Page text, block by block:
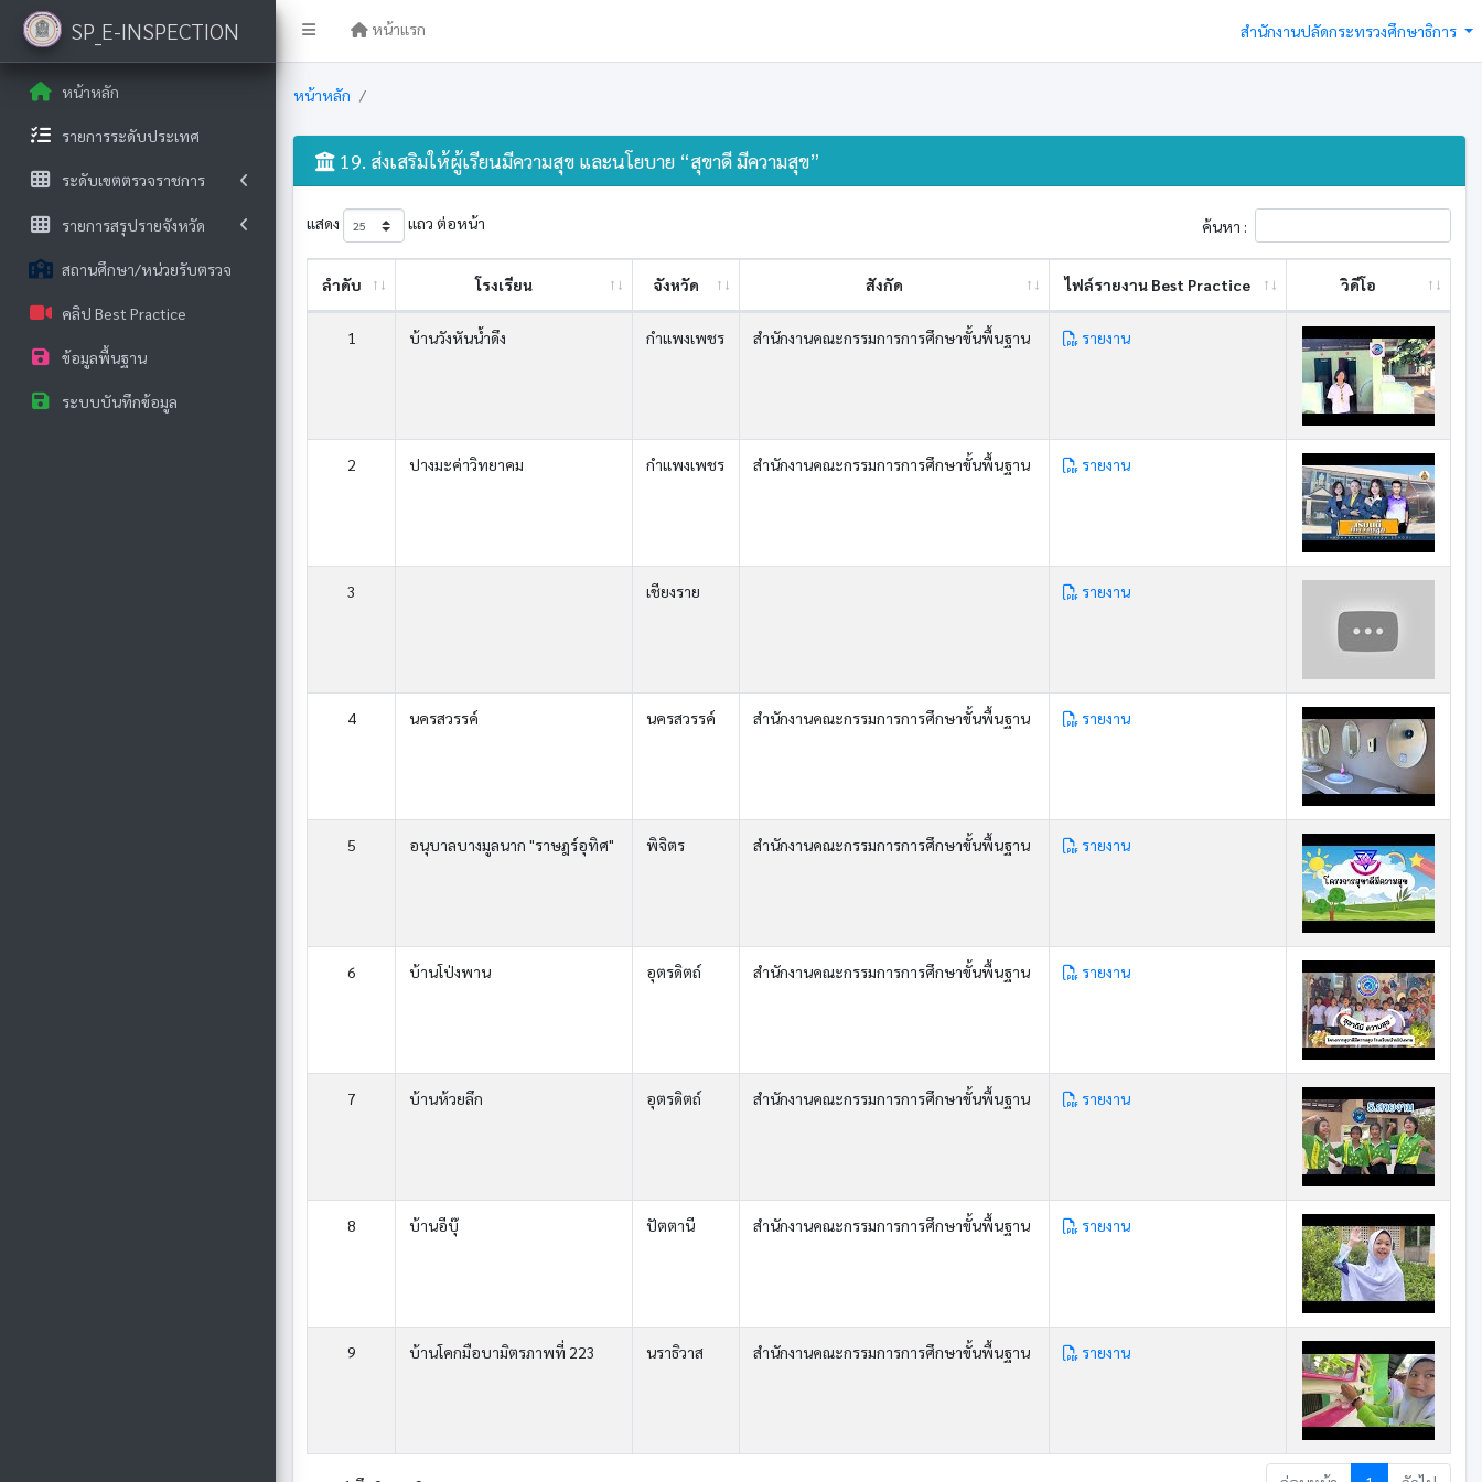
หน้าแรก สำนักงานปลัดกระทรวงศึกษาธิการ
SP_E-INSPECTION
หน้าหลัก
รายการระดับประเทศ
ระดับเขตตรวจราชการ
รายการสรุปรายจังหวัด
สถานศึกษา/หน่วยรับตรวจ
คลิป Best Practice
ข้อมูลพื้นฐาน
ระบบบันทึกข้อมูล
หน้าหลัก
19. ส่งเสริมให้ผู้เรียนมีความสุข และนโยบาย “สุขาดี มีความสุข”
แสดง แถว ต่อหน้า ค้นหา :
ลำดับ โรงเรียน จังหวัด สังกัด ไฟล์รายงาน Best ​Practice วิดีโอ
1 บ้านวังหันน้ำดึง กำแพงเพชร สำนักงานคณะกรรมการการศึกษาขั้นพื้นฐาน รายงาน
2 ปางมะค่าวิทยาคม กำแพงเพชร สำนักงานคณะกรรมการการศึกษาขั้นพื้นฐาน รายงาน
3 เชียงราย รายงาน
4 นครสวรรค์ นครสวรรค์ สำนักงานคณะกรรมการการศึกษาขั้นพื้นฐาน รายงาน
5 อนุบาลบางมูลนาก "ราษฎร์อุทิศ" พิจิตร สำนักงานคณะกรรมการการศึกษาขั้นพื้นฐาน รายงาน
6 บ้านโป่งพาน อุตรดิตถ์ สำนักงานคณะกรรมการการศึกษาขั้นพื้นฐาน รายงาน
7 บ้านห้วยลึก อุตรดิตถ์ สำนักงานคณะกรรมการการศึกษาขั้นพื้นฐาน รายงาน
8 บ้านอีบุ๊ ปัตตานี สำนักงานคณะกรรมการการศึกษาขั้นพื้นฐาน รายงาน
9 บ้านโคกมือบามิตรภาพที่ 223 นราธิวาส สำนักงานคณะกรรมการการศึกษาขั้นพื้นฐาน รายงาน